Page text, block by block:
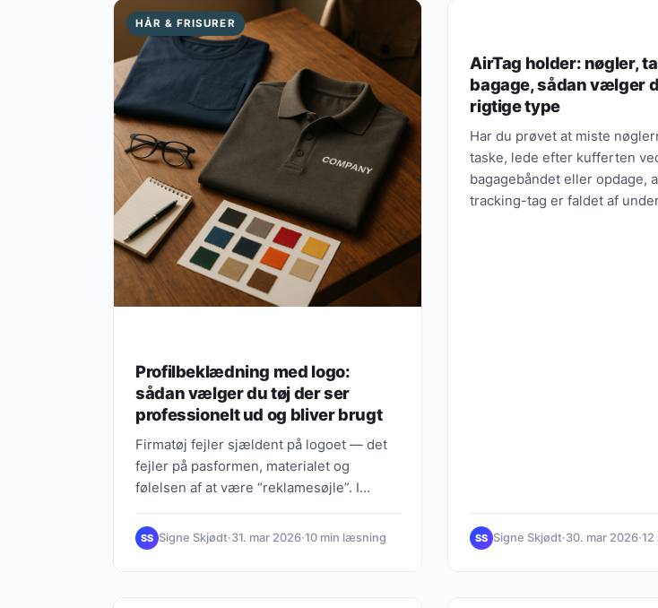
HÅR & FRISURER
Profilbeklædning med logo:
sådan vælger du tøj der ser
professionelt ud og bliver brugt
Firmatøj fejler sjældent på logoet — det
fejler på pasformen, materialet og
følelsen af at være “reklamesøjle”. I
SS Signe Skjødt·31. mar 2026·10 min læsning
AirTag holder: nøgler,
bagage, sådan vælger
rigtige type
Har du prøvet at miste
taske, lede efter kufferten
bagagebåndet eller opdage,
tracking-tag er faldet af
SS Signe Skjødt·30. mar 2026·